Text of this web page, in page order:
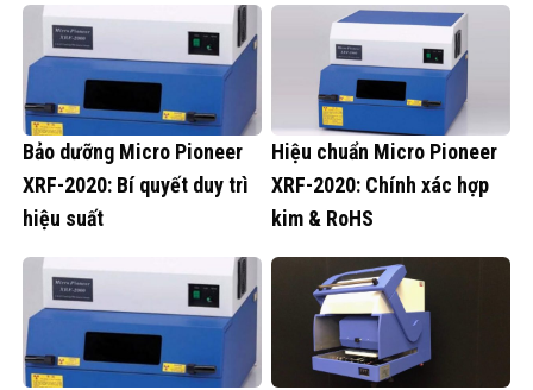
Bảo dưỡng Micro Pioneer
XRF-2020: Bí quyết duy trì
hiệu suất
Hiệu chuẩn Micro Pioneer
XRF-2020: Chính xác hợp
kim & RoHS